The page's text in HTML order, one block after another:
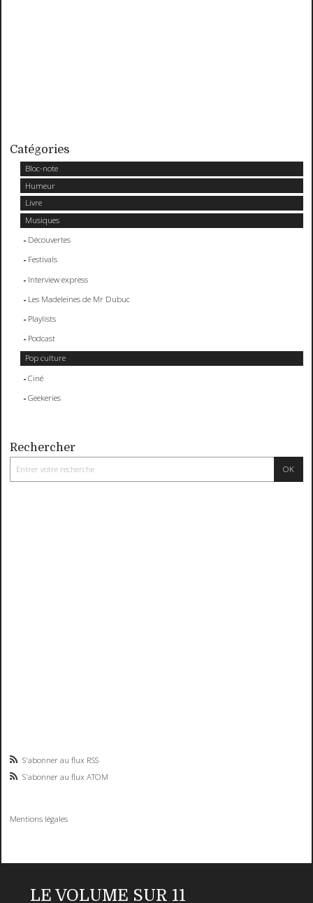
Catégories
Bloc-note
Humeur
Livre
Musiques
Découvertes
Festivals
Interview express
Les Madeleines de Mr Dubuc
Playlists
Podcast
Pop culture
Ciné
Geekeries
Rechercher
S'abonner au flux RSS
S'abonner au flux ATOM
Mentions légales
LE VOLUME SUR 11